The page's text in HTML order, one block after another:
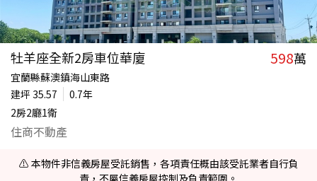
牡羊座全新2房車位華廈 598萬
宜蘭縣蘇澳鎮海山東路
建坪 35.57
0.7年
2房2廳1衛
住商不動產
⚠️ 本物件非信義房屋受託銷售，各項責任概由該受託業者自行負
責，不屬信義房屋控制及負責範圍。